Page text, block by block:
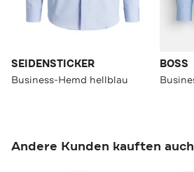
SEIDENSTICKER
Business-Hemd hellblau
BOSS
Andere Kunden kauften auch